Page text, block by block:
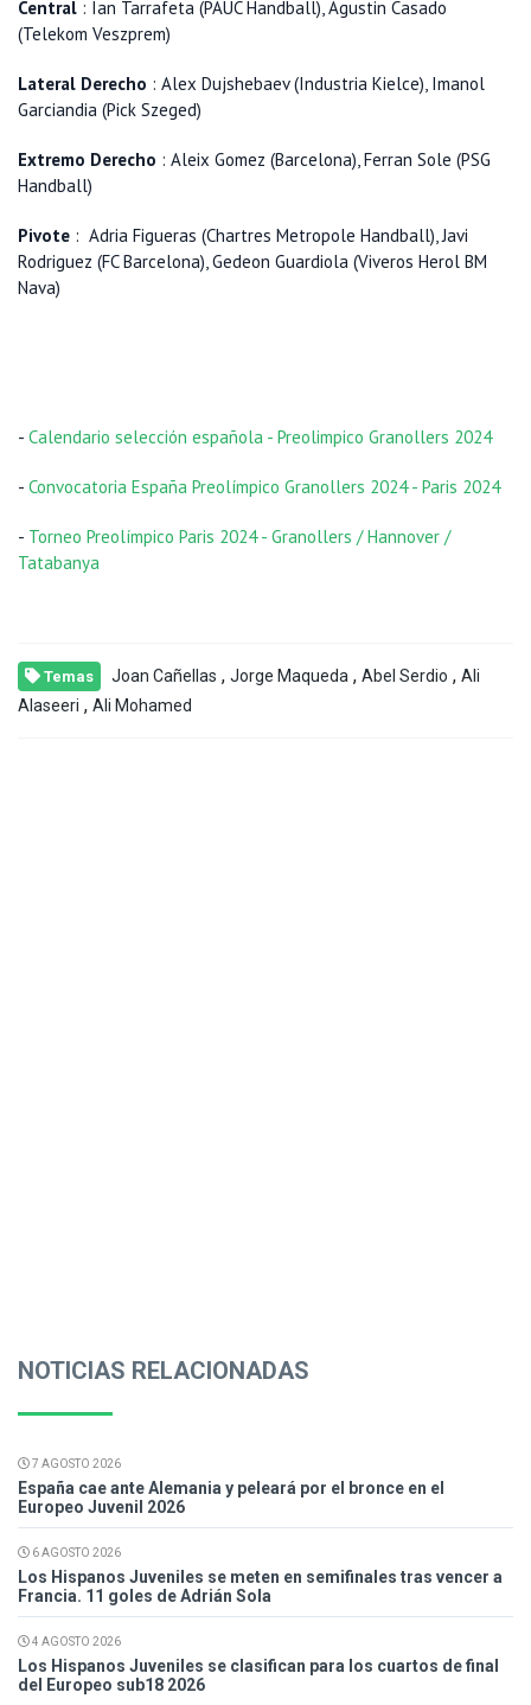
Central : Ian Tarrafeta (PAUC Handball), Agustin Casado
(Telekom Veszprem)
Lateral Derecho : Alex Dujshebaev (Industria Kielce), Imanol
Garciandia (Pick Szeged)
Extremo Derecho : Aleix Gomez (Barcelona), Ferran Sole (PSG
Handball)
Pivote : Adria Figueras (Chartres Metropole Handball), Javi
Rodriguez (FC Barcelona), Gedeon Guardiola (Viveros Herol BM
Nava)
- Calendario selección española - Preolimpico Granollers 2024
- Convocatoria España Preolímpico Granollers 2024 - Paris 2024
- Torneo Preolímpico Paris 2024 - Granollers / Hannover /
Tatabanya
Temas Joan Cañellas , Jorge Maqueda , Abel Serdio , Ali
Alaseeri , Ali Mohamed
NOTICIAS RELACIONADAS
7 AGOSTO 2026
España cae ante Alemania y peleará por el bronce en el
Europeo Juvenil 2026
6 AGOSTO 2026
Los Hispanos Juveniles se meten en semifinales tras vencer a
Francia. 11 goles de Adrián Sola
4 AGOSTO 2026
Los Hispanos Juveniles se clasifican para los cuartos de final
del Europeo sub18 2026